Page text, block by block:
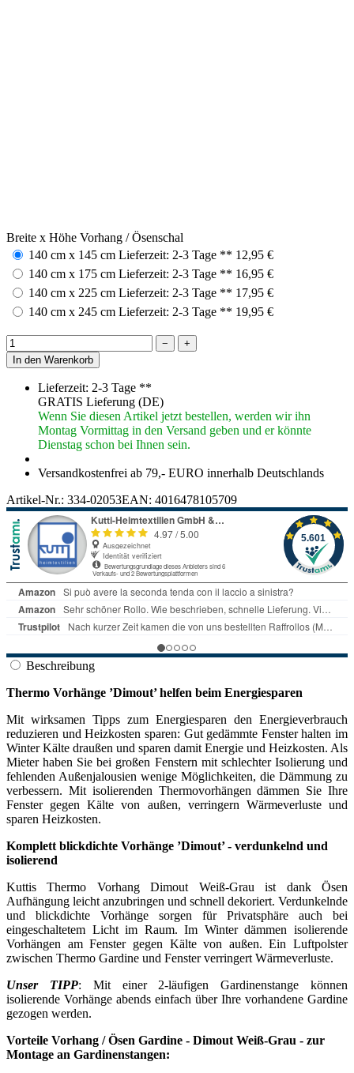
Breite x Höhe Vorhang / Ösenschal
140 cm x 145 cm Lieferzeit: 2-3 Tage ** 12,95 €
140 cm x 175 cm Lieferzeit: 2-3 Tage ** 16,95 €
140 cm x 225 cm Lieferzeit: 2-3 Tage ** 17,95 €
140 cm x 245 cm Lieferzeit: 2-3 Tage ** 19,95 €
−
+
In den Warenkorb
Lieferzeit: 2-3 Tage **
GRATIS Lieferung (DE)
Wenn Sie diesen Artikel jetzt bestellen, werden wir ihn
Montag Vormittag in den Versand geben und er könnte
Dienstag schon bei Ihnen sein.
Versandkostenfrei ab 79,- EURO innerhalb Deutschlands
Artikel-Nr.: 334-02053EAN: 4016478105709
Beschreibung
Thermo Vorhänge ’Dimout’ helfen beim Energiesparen
Mit wirksamen Tipps zum Energiesparen den Energieverbrauch
reduzieren und Heizkosten sparen: Gut gedämmte Fenster halten im
Winter Kälte draußen und sparen damit Energie und Heizkosten. Als
Mieter haben Sie bei großen Fenstern mit schlechter Isolierung und
fehlenden Außenjalousien wenige Möglichkeiten, die Dämmung zu
verbessern. Mit isolierenden Thermovorhängen dämmen Sie Ihre
Fenster gegen Kälte von außen, verringern Wärmeverluste und
sparen Heizkosten.
Komplett blickdichte Vorhänge ’Dimout’ - verdunkelnd und
isolierend
Kuttis Thermo Vorhang Dimout Weiß-Grau ist dank Ösen
Aufhängung leicht anzubringen und schnell dekoriert. Verdunkelnde
und blickdichte Vorhänge sorgen für Privatsphäre auch bei
eingeschaltetem Licht im Raum. Im Winter dämmen isolierende
Vorhängen am Fenster gegen Kälte von außen. Ein Luftpolster
zwischen Thermo Gardine und Fenster verringert Wärmeverluste.
Unser TIPP: Mit einer 2-läufigen Gardinenstange können
isolierende Vorhänge abends einfach über Ihre vorhandene Gardine
gezogen werden.
Vorteile Vorhang / Ösen Gardine - Dimout Weiß-Grau - zur
Montage an Gardinenstangen: